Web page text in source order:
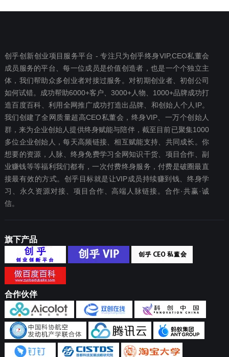
创乎创新创业项目服务平台 - 专注只为创乎终身VIP,CEO私董会
成员服务的平台、每一位成员是价值创造者，也是一个个独立主
体，我们帮助众多创业者对接过服务。对初期创业者、初创公司
如何试错。成功帮助6000+客户、3000+人物、1000+品牌成功打
造百度百科、利用全网推广成功打造出品牌、和创始人个人IP。
我们创建了全网质量超高CEO私董会，终身VIP、一万个创始人
群，来为企业创始人提供终身赋能与陪伴，截至目前已聚集1000
多位企业创始人，每天高频链接、相互赋能支持、共同成长。你
想要‬的资源，人脉、终身免费学习全网知识干货、项目合作、副
业赚钱等等福利我们都‬有，一次付费终‬身服务，付费是破圈最‬直
接最有效‬的方式。创乎目标就是让VIP成员持续赚到钱、终身学
习、永久资源对接、项目合作、高端人脉链接。合作·共赢·诚
信。
旗下产品
合作伙伴